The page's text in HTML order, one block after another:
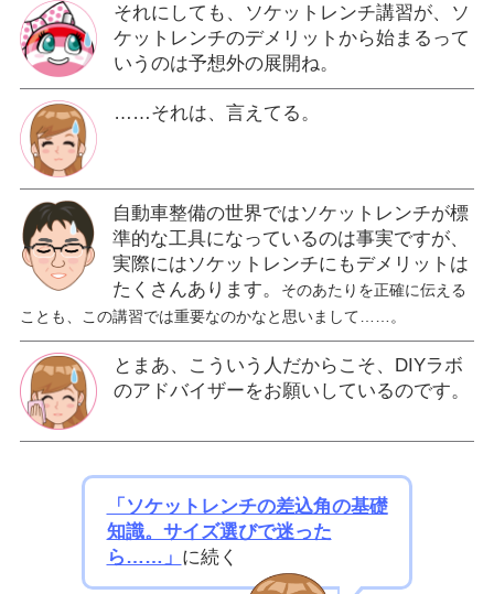
それにしても、ソケットレンチ講習が、ソ
ケットレンチのデメリットから始まるって
いうのは予想外の展開ね。
……それは、言えてる。
自動車整備の世界ではソケットレンチが標
準的な工具になっているのは事実ですが、
実際にはソケットレンチにもデメリットは
たくさんあります。
そのあたりを正確に伝える
ことも、この講習では重要なのかなと思いまして……。
とまあ、こういう人だからこそ、DIYラボ
のアドバイザーをお願いしているのです。
「ソケットレンチの差込角の基礎
知識。サイズ選びで迷った
ら……」 に続く